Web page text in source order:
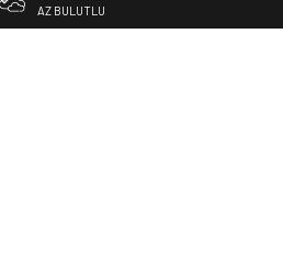
Tutak’ta Çalışmaları Yerinde İnceledi
AZ BULUTLU